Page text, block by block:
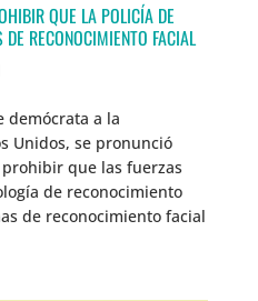
QUE LA POLICÍA DE
RECONOCIMIENTO FACIAL
demócrata a la
Unidos, se pronunció
que las fuerzas
de reconocimiento
de reconocimiento facial